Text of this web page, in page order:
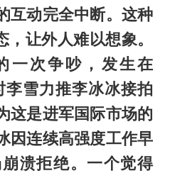
互动完全中断。这种
，让外人难以想象。
一次争吵，发生在
雪力推李冰冰接拍
这是进军国际市场的
因连续高强度工作早
溃拒绝。一个觉得